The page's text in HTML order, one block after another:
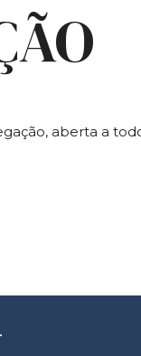
aberta a